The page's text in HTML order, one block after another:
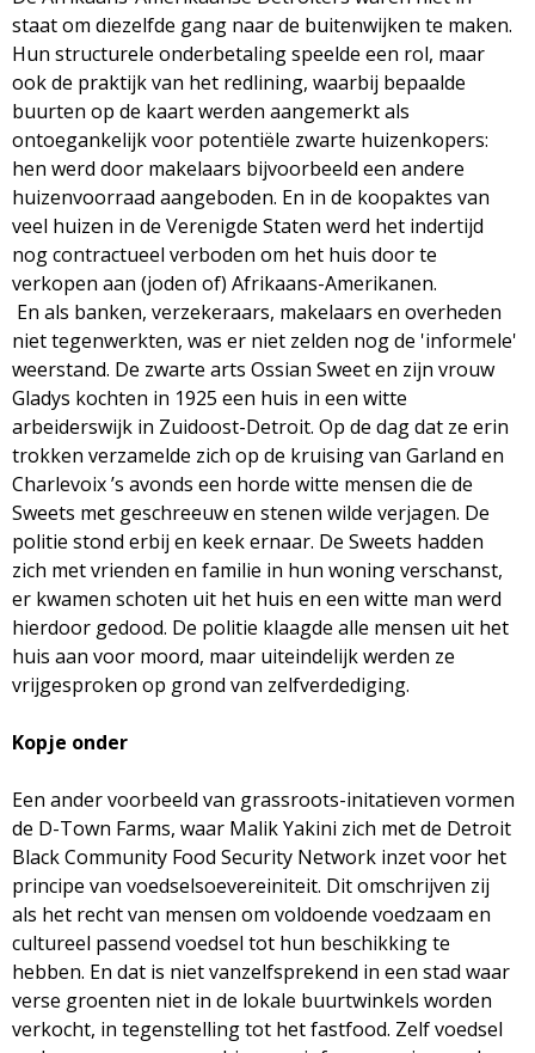
staat om diezelfde gang naar de buitenwijken te maken.
Hun structurele onderbetaling speelde een rol, maar
ook de praktijk van het redlining, waarbij bepaalde
buurten op de kaart werden aangemerkt als
ontoegankelijk voor potentiële zwarte huizenkopers:
hen werd door makelaars bijvoorbeeld een andere
huizenvoorraad aangeboden. En in de koopaktes van
veel huizen in de Verenigde Staten werd het indertijd
nog contractueel verboden om het huis door te
verkopen aan (joden of) Afrikaans-Amerikanen.
En als banken, verzekeraars, makelaars en overheden
niet tegenwerkten, was er niet zelden nog de 'informele'
weerstand. De zwarte arts Ossian Sweet en zijn vrouw
Gladys kochten in 1925 een huis in een witte
arbeiderswijk in Zuidoost-Detroit. Op de dag dat ze erin
trokken verzamelde zich op de kruising van Garland en
Charlevoix ’s avonds een horde witte mensen die de
Sweets met geschreeuw en stenen wilde verjagen. De
politie stond erbij en keek ernaar. De Sweets hadden
zich met vrienden en familie in hun woning verschanst,
er kwamen schoten uit het huis en een witte man werd
hierdoor gedood. De politie klaagde alle mensen uit het
huis aan voor moord, maar uiteindelijk werden ze
vrijgesproken op grond van zelfverdediging.
Kopje onder
Een ander voorbeeld van grassroots-initatieven vormen
de D-Town Farms, waar Malik Yakini zich met de Detroit
Black Community Food Security Network inzet voor het
principe van voedselsoevereiniteit. Dit omschrijven zij
als het recht van mensen om voldoende voedzaam en
cultureel passend voedsel tot hun beschikking te
hebben. En dat is niet vanzelfsprekend in een stad waar
verse groenten niet in de lokale buurtwinkels worden
verkocht, in tegenstelling tot het fastfood. Zelf voedsel